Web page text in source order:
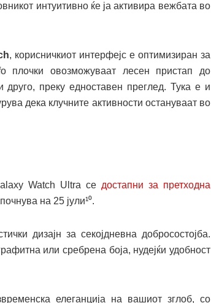
интуитивно ќе ја активира вежбата во
, корисничкиот интерфејс е оптимизиран за
плочки овозможуваат лесен пристап до
друго, преку едноставен преглед. Тука е и
дека клучните активности остануваат во
Watch Ultra се достапни за претходна
на 25 јули¹⁰.
дизајн за секојдневна добросостојба.
или сребрена боја, нудејќи удобност
елеганција на вашиот зглоб, со